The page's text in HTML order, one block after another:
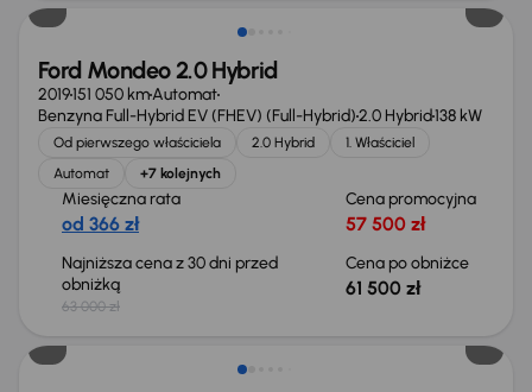
Ford Mondeo 2.0 Hybrid
2019151 050 kmAutomat
Benzyna Full-Hybrid EV (FHEV) (Full-Hybrid)2.0 Hybrid138 kW
Od pierwszego właściciela 2.0 Hybrid
1. Właściciel
Automat
+7 kolejnych
Miesięczna rata
od 366 zł
Cena promocyjna
57 500 zł
Najniższa cena z 30 dni przed
obniżką
63 000 zł
Cena po obniżce
61 500 zł
Taniej o 1 000 zł